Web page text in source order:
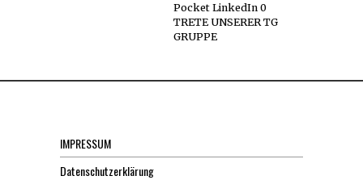
Pocket LinkedIn 0
TRETE UNSERER TG
GRUPPE
IMPRESSUM
Datenschutzerklärung